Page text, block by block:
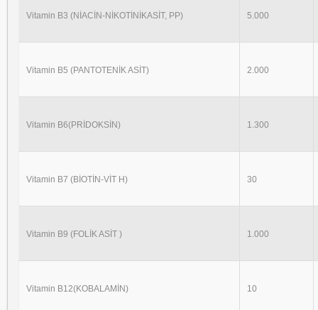
Vitamin B3 (NİACİN-NİKOTİNİKASİT, PP) 5.000
Vitamin B5 (PANTOTENİK ASİT) 2.000
Vitamin B6(PRİDOKSİN) 1.300
Vitamin B7 (BİOTİN-VİT H) 30
Vitamin B9 (FOLİK ASİT ) 1.000
Vitamin B12(KOBALAMİN) 10